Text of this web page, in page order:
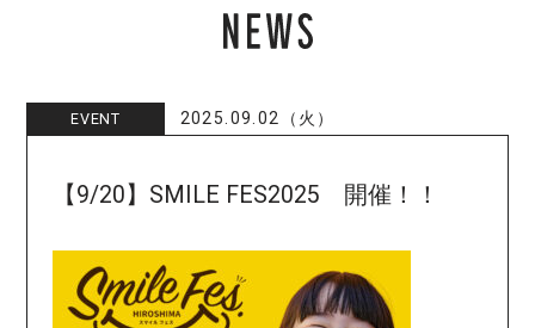
EVENT 2025.09.02（火）
【9/20】SMILE FES2025 開催！！